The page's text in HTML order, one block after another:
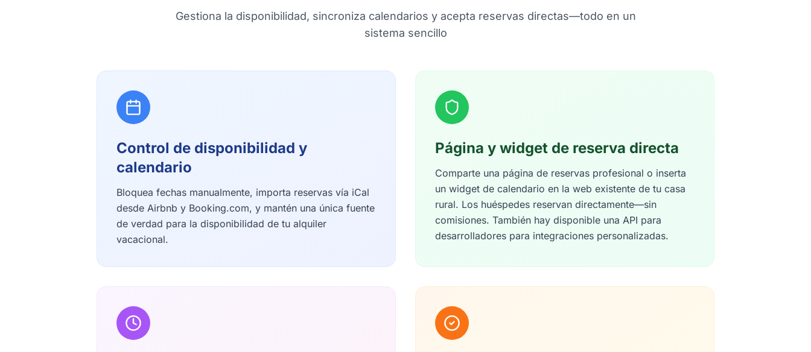
Gestiona la disponibilidad, sincroniza calendarios y acepta reservas directas—todo en un
sistema sencillo
Control de disponibilidad y
calendario
Bloquea fechas manualmente, importa reservas vía iCal
desde Airbnb y Booking.com, y mantén una única fuente
de verdad para la disponibilidad de tu alquiler
vacacional.
Página y widget de reserva directa
Comparte una página de reservas profesional o inserta
un widget de calendario en la web existente de tu casa
rural. Los huéspedes reservan directamente—sin
comisiones. También hay disponible una API para
desarrolladores para integraciones personalizadas.